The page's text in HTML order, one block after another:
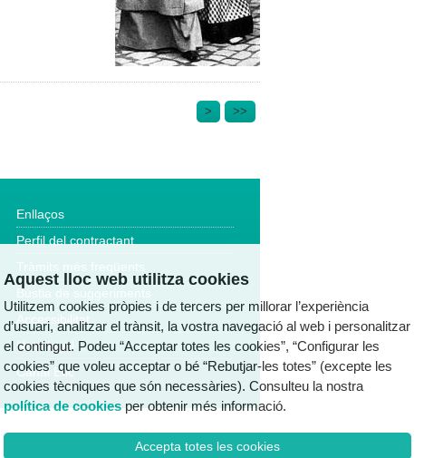
>>
>
Enllaços
Perfil del contractant
Tràmits més freqüents
Bústia de suggeriments
Accessibilitat
Nota legal
Canal Ètic
Aquest lloc web utilitza cookies
Utilitzem cookies pròpies i de tercers per millorar l’experiència
d’usuari, analitzar el trànsit, la vostra navegació al web i personalitzar
el contingut. Podeu “Acceptar totes les cookies”, “Configurar les
cookies” que voleu acceptar o bé “Rebutjar-les totes” (excepte les
cookies tècniques que són necessàries). Consulteu la nostra
política de cookiesper obtenir més informació.
Accepta totes les cookies